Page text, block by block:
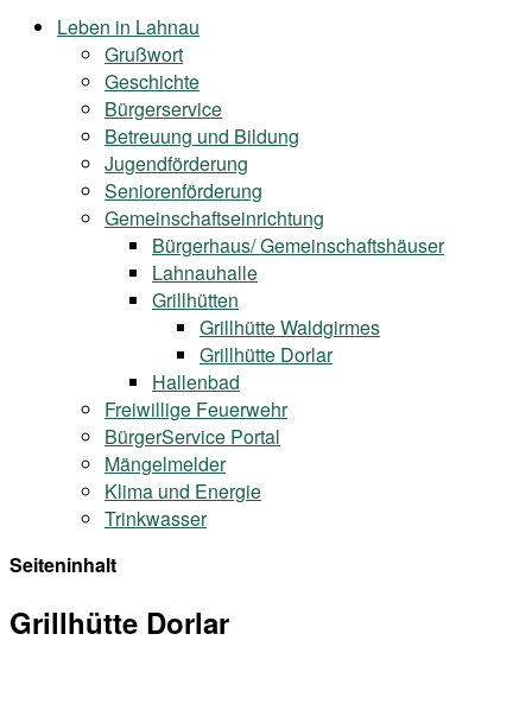
Leben in Lahnau
Grußwort
Geschichte
Bürgerservice
Betreuung und Bildung
Jugendförderung
Seniorenförderung
Gemeinschaftseinrichtung
Bürgerhaus/ Gemeinschaftshäuser
Lahnauhalle
Grillhütten
Grillhütte Waldgirmes
Grillhütte Dorlar
Hallenbad
Freiwillige Feuerwehr
BürgerService Portal
Mängelmelder
Klima und Energie
Trinkwasser
Seiteninhalt
Grillhütte Dorlar